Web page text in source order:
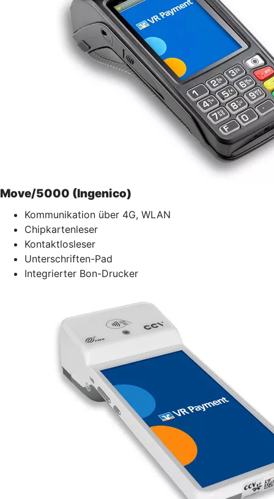
Move/5000 (Ingenico)
Kommunikation über 4G, WLAN
Chipkartenleser
Kontaktlosleser
Unterschriften-Pad
Integrierter Bon-Drucker